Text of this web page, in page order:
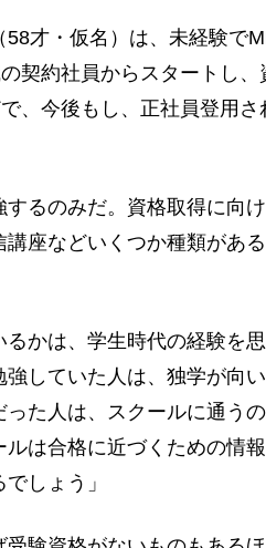
才・仮名）は、未経験で
契約社員からスタートし
、今後もし、正社員登用
るのみだ。資格取得に向
座などいくつか種類があ
るかは、学生時代の経験を
していた人は、独学が向
た人は、スクールに通う
は合格に近づくための情
しょう」